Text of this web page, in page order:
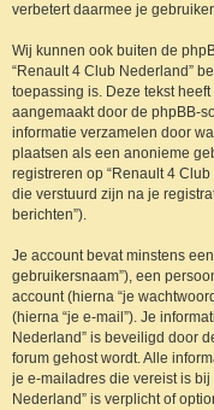
verbetert daarmee je
Wij kunnen ook buiten de
“Renault 4 Club Nederland”
toepassing is. Deze tekst
aangemaakt door de phpBB-
informatie verzamelen door
plaatsen als een anonieme
registreren op “Renault 4
die verstuurd zijn na je
berichten”).
Je account bevat minstens
gebruikersnaam”), een
account (hierna “je
(hierna “je e-mail”). Je
Nederland” is beveiligd door
forum gehost wordt. Alle
je e-mailadres die vereist is
Nederland” is verplicht of